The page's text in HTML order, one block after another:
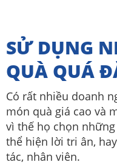
SỬ DỤNG
QUÀ QUÁ
Có rất nhiều doanh
món quà giá cao và
vì thế họ chọn
thể hiện lời tri ân,
tác, nhân viên.